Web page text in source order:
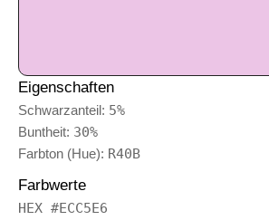
Eigenschaften
Schwarzanteil: 5%
Buntheit: 30%
Farbton (Hue): R40B
Farbwerte
HEX #ECC5E6